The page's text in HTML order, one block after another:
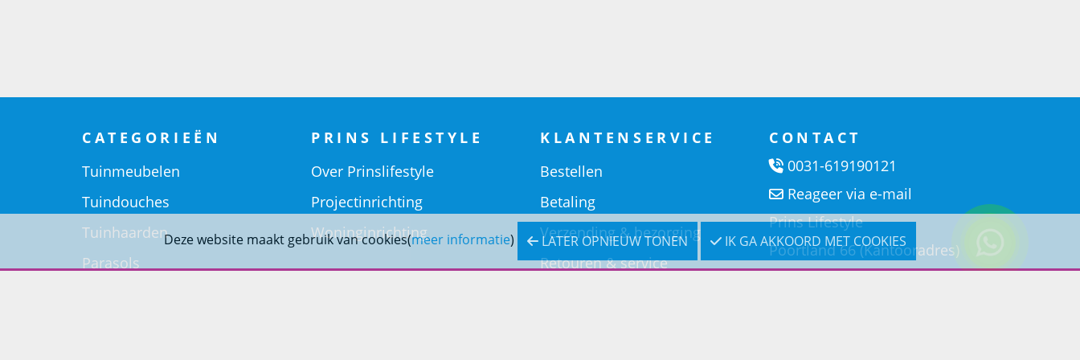
Deze website maakt gebruik van cookies(meer informatie) LATER OPNIEUW TONEN IK GA AKKOORD MET COOKIES
CATEGORIEËN
Tuinmeubelen
Tuindouches
Tuinhaarden
Parasols
PRINS LIFESTYLE
Over Prinslifestyle
Projectinrichting
Woninginrichting
KLANTENSERVICE
Bestellen
Betaling
Verzending & bezorging
Retouren & service
CONTACT
0031-619190121
Reageer via e-mail
Prins Lifestyle
Poortland 66 (Kantooradres)